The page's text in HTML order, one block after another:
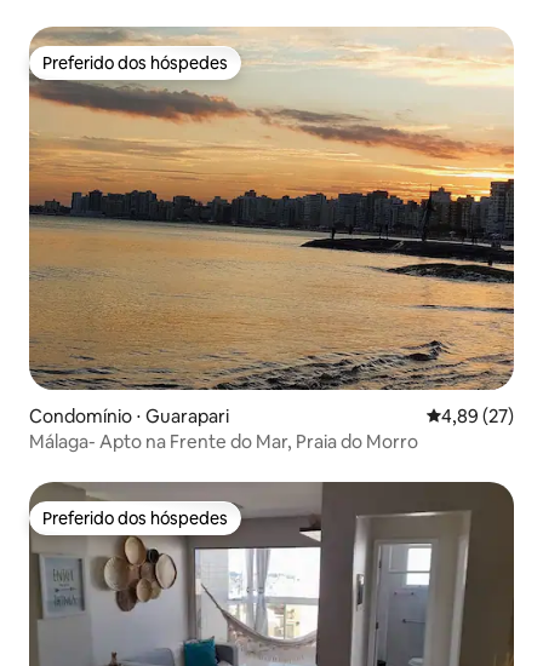
Preferido dos hóspedes
Preferido dos hóspedes
Condomínio ⋅ Guarapari 4,89 de uma
4,89 (27)
Málaga- Apto na Frente do Mar, Praia do Morro
Preferido dos hóspedes
Preferido dos hóspedes